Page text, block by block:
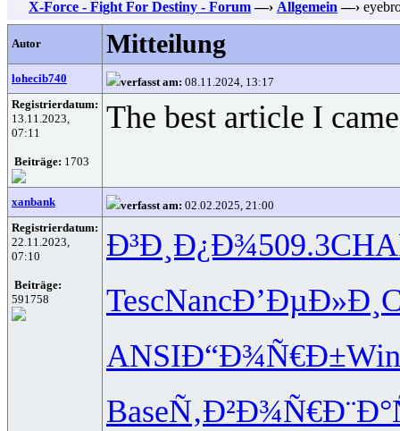
X-Force - Fight For Destiny - Forum —› Allgemein —›
Autor Mitteilung
lohecib740 verfasst am: 08.11.2024, 13:17
Registrierdatum:
13.11.2023,
07:11
Beiträge: 1703
The best article I
xanbank verfasst am: 02.02.2025, 21:00
Registrierdatum:
22.11.2023,
07:10
Beiträge:
591758
Ð³Ð¸Ð¿Ð¾509.3
TescNancÐ’ÐµÐ»Ð¸
ANSIÐ“Ð¾Ñ€Ð±
BaseÑ‚Ð²Ð¾Ñ€